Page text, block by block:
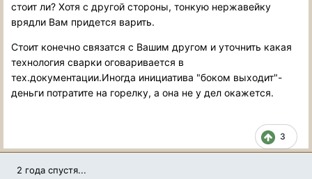
стоит ли? Хотя с другой стороны, тонкую нержавейку
врядли Вам придется варить.
Стоит конечно связатся с Вашим другом и уточнить какая
технология сварки оговаривается в
тех.документации.Иногда инициатива "боком выходит"-
деньги потратите на горелку, а она не у дел окажется.
3
2 года спустя...